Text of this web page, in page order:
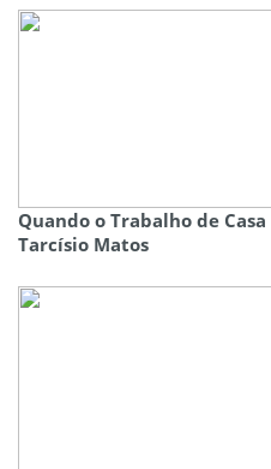
Quando o Trabalho de
Tarcísio Matos